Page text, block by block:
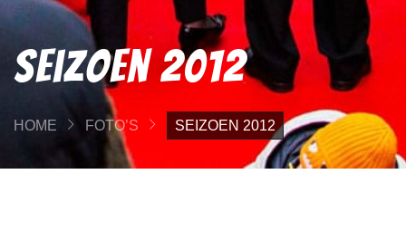
Seizoen 2012
HOME FOTO’S SEIZOEN 2012